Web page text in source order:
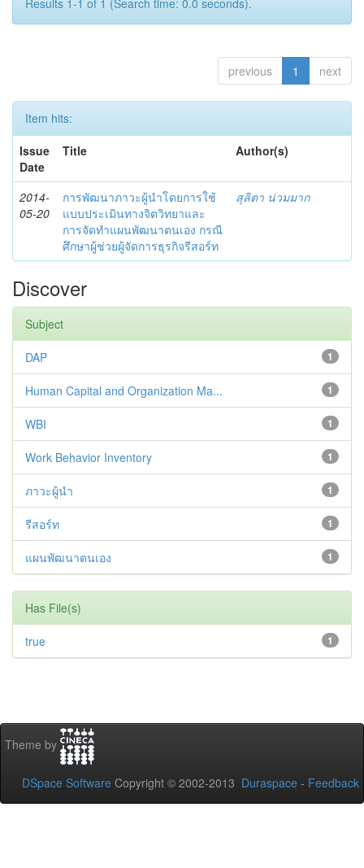
Results 1-1 of 1 (Search time: 0.0 seconds).
previous 1 next
Item hits:
Issue
Date
Title Author(s)
2014-
05-20
การพัฒนาภาวะผู้นำโดยการใช้
แบบประเมินทางจิตวิทยาและ
การจัดทำแผนพัฒนาตนเอง กรณี
ศึกษาผู้ช่วยผู้จัดการธุรกิจรีสอร์ท
สุลิตา น่วมมาก
Discover
Subject
1
DAP
1
Human Capital and Organization Ma...
1
WBI
1
Work Behavior Inventory
1
ภาวะผู้นำ
1
รีสอร์ท
1
แผนพัฒนาตนเอง
Has File(s)
1
true
Theme by
DSpace Software Copyright © 2002-2013 Duraspace - Feedback